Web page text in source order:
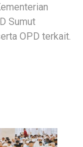
Sumut
OPD terkait.